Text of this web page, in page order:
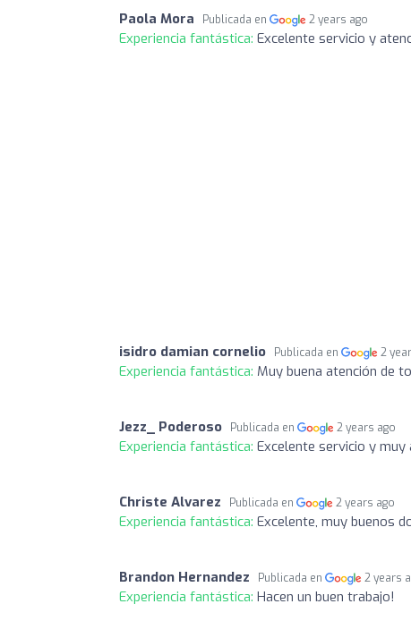
Paola Mora Publicada en 2 years ago
Experiencia fantástica: Excelente servicio y
isidro damian cornelio Publicada en 2
Experiencia fantástica: Muy buena atención de
Jezz_ Poderoso Publicada en 2 years ago
Experiencia fantástica: Excelente servicio y muy
Christe Alvarez Publicada en 2 years ago
Experiencia fantástica: Excelente, muy buenos
Brandon Hernandez Publicada en 2 years
Experiencia fantástica: Hacen un buen trabajo!